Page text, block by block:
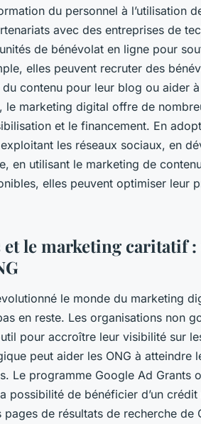
du personnel à l’utilisation
avec des entreprises de
de bénévolat en ligne pour
elles peuvent recruter des
contenu pour leur blog ou aider
le marketing digital offre de
et le financement. En
les réseaux sociaux, en
en utilisant le marketing de
elles peuvent optimiser leur
et le marketing caritatif
le monde du marketing
en reste. Les organisations non
pour accroître leur visibilité sur
peut aider les ONG à atteindre
Le programme Google Ad Grants
possibilité de bénéficier d’un
pages de résultats de recherche de